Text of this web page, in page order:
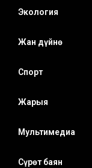
Экология
Жан дүйнө
Спорт
Жарыя
Мультимедиа
Сүрөт баян